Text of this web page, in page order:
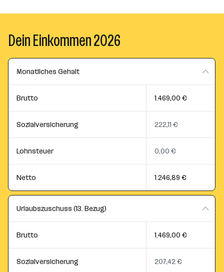
Dein Einkommen 2026
Monatliches Gehalt
Brutto 1.469,00 €
Sozialversicherung 222,11 €
Lohnsteuer 0,00 €
Netto 1.246,89 €
Urlaubszuschuss (13. Bezug)
Brutto 1.469,00 €
Sozialversicherung 207,42 €